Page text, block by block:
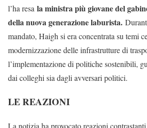
l’ha resa la ministra più giovane del
della nuova generazione laburista.
mandato, Haigh si era concentrata su temi
modernizzazione delle infrastrutture di
l’implementazione di politiche sostenibili,
dai colleghi sia dagli avversari politici.
LE REAZIONI
La notizia ha provocato reazioni